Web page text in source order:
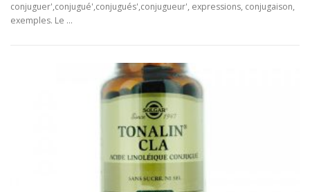
conjuguer',conjugué',conjugués',conjugueur', expressions, conjugaison,
exemples. Le …